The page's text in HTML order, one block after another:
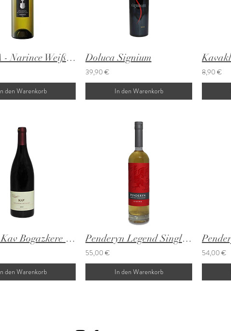
KAYRA - Narince Weißwein
den Warenkorb
Doluca Signium
39,90 €
In den Warenkorb
8,90 €
Doluca Kav Bogazkere - Öküzgözü
den Warenkorb
Penderyn Legend Single Malt Welsh Whisky
55,00 €
In den Warenkorb
54,00 €